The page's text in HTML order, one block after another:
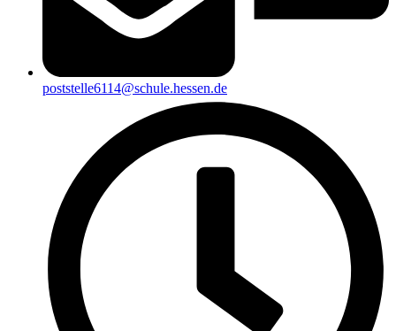
poststelle6114@schule.hessen.de